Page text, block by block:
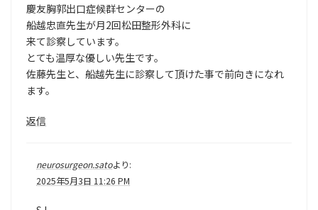
慶友胸郭出口症候群センターの
船越忠直先生が月2回松田整形外科に
来て診察しています。
とても温厚な優しい先生です。
佐藤先生と、船越先生に診察して頂けた事で前向きになれ
ます。
返信
neurosurgeon.satoより:
2025年5月3日 11:26 PM